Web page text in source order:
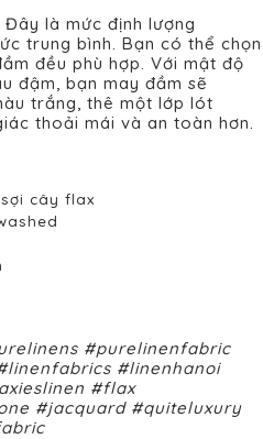
Đây là mức định lượng
trung bình. Bạn có thể chọn
đều phù hợp. Với mật độ
đậm, bạn may đầm sẽ
trắng, thê một lớp lót
thoải mái và an toàn hơn.
cây flax
#purelinenfabric
#linenhanoi
#flax
#jacquard #quiteluxury